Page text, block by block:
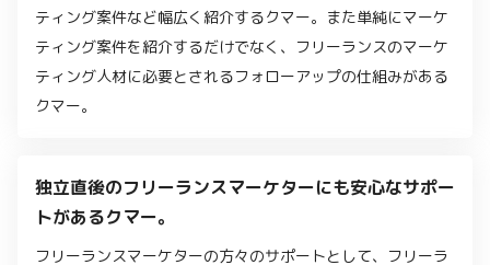
ティング案件など幅広く紹介するクマー。また単純にマーケ
ティング案件を紹介するだけでなく、フリーランスのマーケ
ティング人材に必要とされるフォローアップの仕組みがある
クマー。
独立直後のフリーランスマーケターにも安心なサポー
トがあるクマー。
フリーランスマーケターの方々のサポートとして、フリーラ